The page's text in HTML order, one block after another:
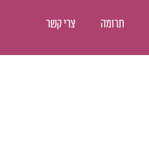
תרומה צרי קשר